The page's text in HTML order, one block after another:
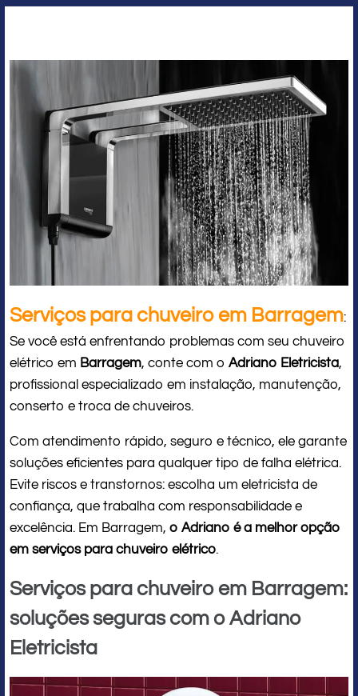
Serviços para chuveiro em Barragem:
Se você está enfrentando problemas com seu chuveiro
elétrico em Barragem, conte com o Adriano Eletricista,
profissional especializado em instalação, manutenção,
conserto e troca de chuveiros.
Com atendimento rápido, seguro e técnico, ele garante
soluções eficientes para qualquer tipo de falha elétrica.
Evite riscos e transtornos: escolha um eletricista de
confiança, que trabalha com responsabilidade e
excelência. Em Barragem, o Adriano é a melhor opção
em serviços para chuveiro elétrico.
Serviços para chuveiro em Barragem:
soluções seguras com o Adriano
Eletricista